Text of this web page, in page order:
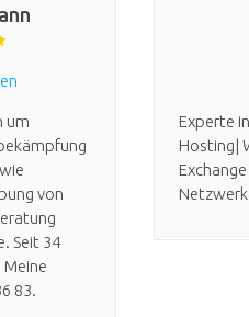
um
von
Seit 34
83.
Experte
Hosting|